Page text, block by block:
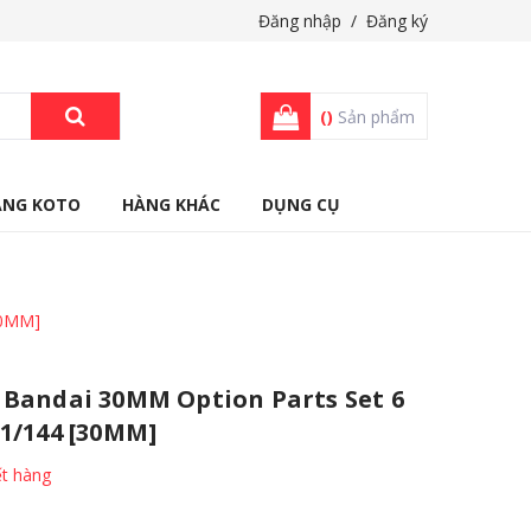
Đăng nhập / Đăng ký
() Sản phẩm
KOTO HÀNG KHÁC DỤNG CỤ
30MM Option Parts Set 6
144 [30MM]
hàng